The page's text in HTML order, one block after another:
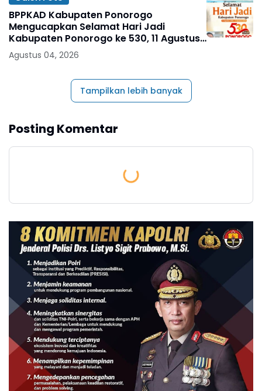
BPPKAD Kabupaten Ponorogo
Mengucapkan Selamat Hari Jadi
Kabupaten Ponorogo ke 530, 11 Agustus
1496 - 11 Agustus 2026
Agustus 04, 2026
Tampilkan lebih banyak
Posting Komentar